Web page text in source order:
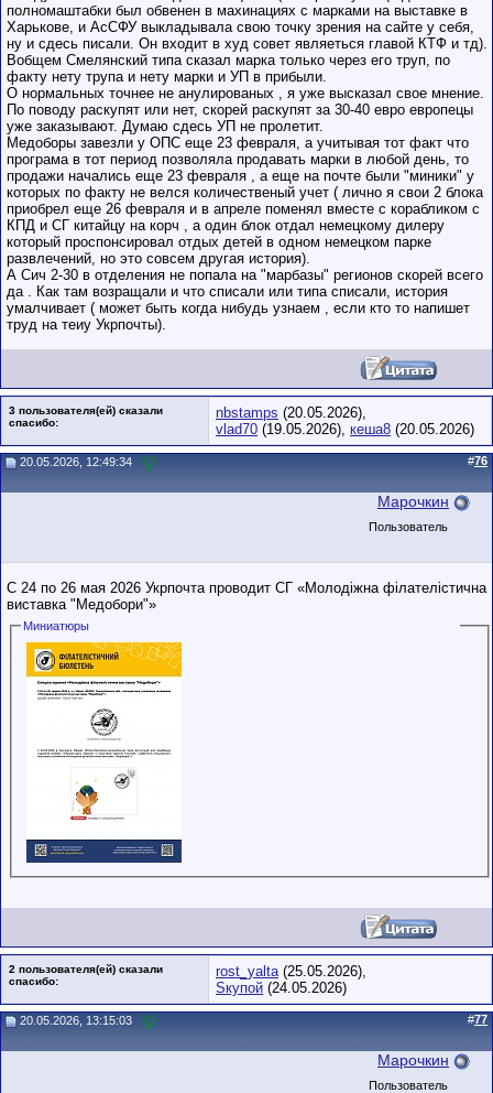
полномаштабки был обвенен в махинациях с марками на выставке в
Харькове, и АсСФУ выкладывала свою точку зрения на сайте у себя,
ну и сдесь писали. Он входит в худ совет являеться главой КТФ и тд).
Вобщем Смелянский типа сказал марка только через его труп, по
факту нету трупа и нету марки и УП в прибыли.
О нормальных точнее не анулированых , я уже высказал свое мнение.
По поводу раскупят или нет, скорей раскупят за 30-40 евро европецы
уже заказывают. Думаю сдесь УП не пролетит.
Медоборы завезли у ОПС еще 23 февраля, а учитывая тот факт что
програма в тот период позволяла продавать марки в любой день, то
продажи начались еще 23 февраля , а еще на почте были "миники" у
которых по факту не велся количественый учет ( лично я свои 2 блока
приобрел еще 26 февраля и в апреле поменял вместе с корабликом с
КПД и СГ китайцу на корч , а один блок отдал немецкому дилеру
который проспонсировал отдых детей в одном немецком парке
развлечений, но это совсем другая история).
А Сич 2-30 в отделения не попала на "марбазы" регионов скорей всего
да . Как там возращали и что списали или типа списали, история
умалчивает ( может быть когда нибудь узнаем , если кто то напишет
труд на теиу Укрпочты).
3 пользователя(ей) сказали
cпасибо:
nbstamps (20.05.2026),
vlad70 (19.05.2026), кеша8 (20.05.2026)
20.05.2026, 12:49:34 #76
Марочкин
Пользователь
С 24 по 26 мая 2026 Укрпочта проводит СГ «Молодіжна філателістична
виставка "Медобори"»
Миниатюры
2 пользователя(ей) сказали
cпасибо:
rost_yalta(25.05.2026),
Sкупой (24.05.2026)
20.05.2026, 13:15:03 #77
Марочкин
Пользователь